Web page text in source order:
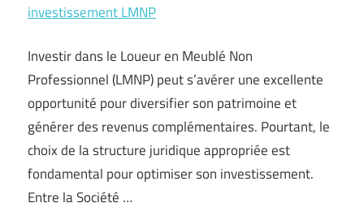
investissement LMNP
Investir dans le Loueur en Meublé Non
Professionnel (LMNP) peut s’avérer une excellente
opportunité pour diversifier son patrimoine et
générer des revenus complémentaires. Pourtant, le
choix de la structure juridique appropriée est
fondamental pour optimiser son investissement.
Entre la Société …